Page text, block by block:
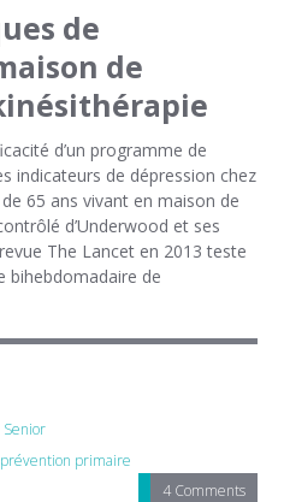
de
de
d’un programme de
indicateurs de dépression chez
65 ans vivant en maison de
d’Underwood et ses
The Lancet en 2013 teste
bihebdomadaire de
Senior
prévention primaire
4 Comments